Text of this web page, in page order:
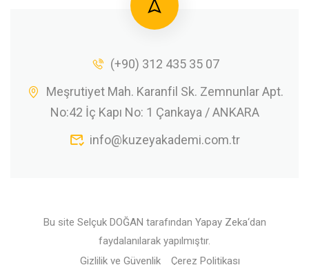
(+90) 312 435 35 07
Meşrutiyet Mah. Karanfil Sk. Zemnunlar Apt.
No:42 İç Kapı No: 1 Çankaya / ANKARA
info@kuzeyakademi.com.tr
Bu site Selçuk DOĞAN tarafından Yapay Zeka‘dan
faydalanılarak yapılmıştır.
Gizlilik ve Güvenlik
Çerez Politikası